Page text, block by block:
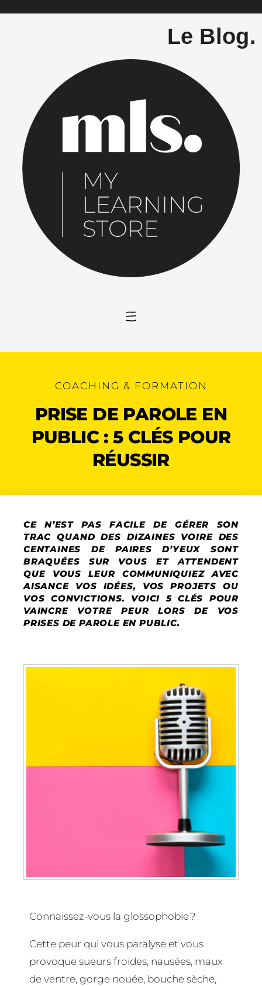
Le Blog.
COACHING & FORMATION
PRISE DE PAROLE EN
PUBLIC : 5 CLÉS POUR
RÉUSSIR
CE N’EST PAS FACILE DE GÉRER SON
TRAC QUAND DES DIZAINES VOIRE DES
CENTAINES DE PAIRES D’YEUX SONT
BRAQUÉES SUR VOUS ET ATTENDENT
QUE VOUS LEUR COMMUNIQUIEZ AVEC
AISANCE VOS IDÉES, VOS PROJETS OU
VOS CONVICTIONS. VOICI 5 CLÉS POUR
VAINCRE VOTRE PEUR LORS DE VOS
PRISES DE PAROLE EN PUBLIC.
Connaissez-vous la glossophobie ?
Cette peur qui vous paralyse et vous
provoque sueurs froides, nausées, maux
de ventre, gorge nouée, bouche sèche,